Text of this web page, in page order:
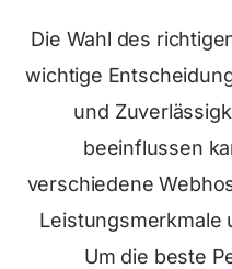
Die Wahl des
wichtige
und
beeinflussen
verschiedene
Leistungsmerkmale
Um die beste